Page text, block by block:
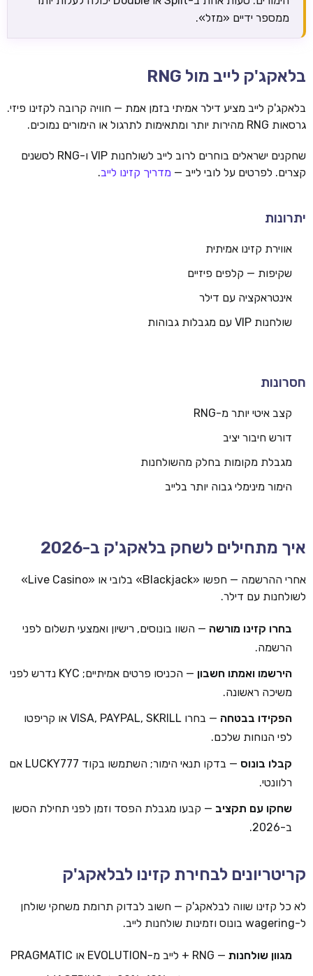
ממספר ידיים «מזל».
בלאקג'ק לייב מול RNG
בלאקג'ק לייב מציע דילר אמיתי בזמן אמת — חוויה קרובה לקזינו פיזי.
גרסאות RNG מהירות יותר ומתאימות לתרגול או הימורים נמוכים.
שחקנים ישראלים בוחרים לרוב לייב לשולחנות VIP ו-RNG לסשנים
קצרים. לפרטים על לובי לייב — מדריך קזינו לייב.
יתרונות
אווירת קזינו אמיתית
שקיפות — קלפים פיזיים
אינטראקציה עם דילר
שולחנות VIP עם מגבלות גבוהות
חסרונות
קצב איטי יותר מ-RNG
דורש חיבור יציב
מגבלת מקומות בחלק מהשולחנות
הימור מינימלי גבוה יותר בלייב
איך מתחילים לשחק בלאקג'ק ב-2026
אחרי ההרשמה — חפשו «Blackjack» בלובי או «Live Casino»
לשולחנות עם דילר.
בחרו קזינו מורשה — השוו בונוסים, רישיון ואמצעי תשלום לפני
הרשמה.
הירשמו ואמתו חשבון
— הכניסו פרטים אמיתיים; KYC נדרש לפני
משיכה ראשונה.
הפקידו בבטחה
— בחרו VISA, PAYPAL, SKRILL או קריפטו
לפי הנוחות שלכם.
קבלו בונוס
— בדקו תנאי הימור; השתמשו בקוד LUCKY777 אם
רלוונטי.
שחקו עם תקציב — קבעו מגבלת הפסד וזמן לפני תחילת הסשן
ב-2026.
קריטריונים לבחירת קזינו לבלאקג'ק
לא כל קזינו שווה לבלאקג'ק — חשוב לבדוק תרומת משחקי שולחן
ל-wagering בונוס וזמינות שולחנות לייב.
מגוון שולחנות — RNG + לייב מ-EVOLUTION או PRAGMATIC